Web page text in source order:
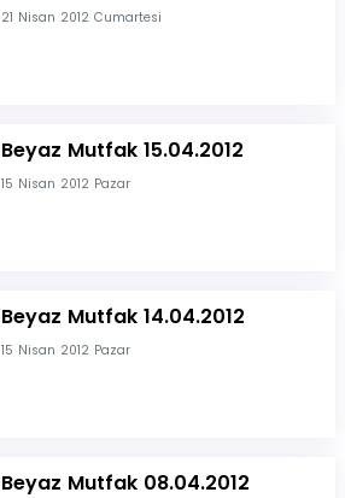
21 Nisan 2012 Cumartesi
Beyaz Mutfak 15.04.2012
15 Nisan 2012 Pazar
Beyaz Mutfak 14.04.2012
15 Nisan 2012 Pazar
Beyaz Mutfak 08.04.2012